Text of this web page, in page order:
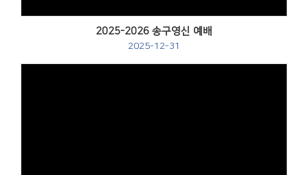
2025-2026 송구영신 예배
2025-12-31